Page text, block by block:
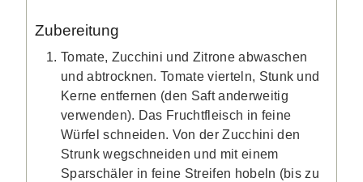
Zubereitung
Tomate, Zucchini und Zitrone abwaschen
und abtrocknen. Tomate vierteln, Stunk und
Kerne entfernen (den Saft anderweitig
verwenden). Das Fruchtfleisch in feine
Würfel schneiden. Von der Zucchini den
Strunk wegschneiden und mit einem
Sparschäler in feine Streifen hobeln (bis zu